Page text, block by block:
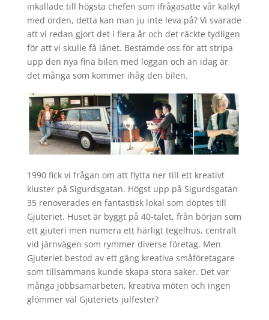
inkallade till högsta chefen som ifrågasatte vår kalkyl
med orden, detta kan man ju inte leva på? Vi svarade
att vi redan gjort det i flera år och det räckte tydligen
för att vi skulle få lånet. Bestämde oss för att stripa
upp den nya fina bilen med loggan och än idag är
det många som kommer ihåg den bilen.
1990 fick vi frågan om att flytta ner till ett kreativt
kluster på Sigurdsgatan. Högst upp på Sigurdsgatan
35 renoverades en fantastisk lokal som döptes till
Gjuteriet. Huset är byggt på 40-talet, från början som
ett gjuteri men numera ett härligt tegelhus, centralt
vid järnvägen som rymmer diverse företag. Men
Gjuteriet bestod av ett gäng kreativa småföretagare
som tillsammans kunde skapa stora saker. Det var
många jobbsamarbeten, kreativa möten och ingen
glömmer väl Gjuteriets julfester?